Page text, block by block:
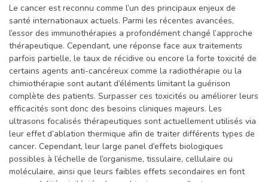
Le cancer est reconnu comme l’un des principaux enjeux de
santé internationaux actuels. Parmi les récentes avancées,
l’essor des immunothérapies a profondément changé l’approche
thérapeutique. Cependant, une réponse face aux traitements
parfois partielle, le taux de récidive ou encore la forte toxicité de
certains agents anti-cancéreux comme la radiothérapie ou la
chimiothérapie sont autant d’éléments limitant la guérison
complète des patients. Surpasser ces toxicités ou améliorer leurs
efficacités sont donc des besoins cliniques majeurs. Les
ultrasons focalisés thérapeutiques sont actuellement utilisés via
leur effet d’ablation thermique afin de traiter différents types de
cancer. Cependant, leur large panel d’effets biologiques
possibles à l’échelle de l’organisme, tissulaire, cellulaire ou
moléculaire, ainsi que leurs faibles effets secondaires en font